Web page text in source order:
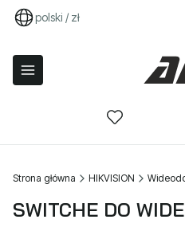
polski / zł
Strona główna HIKVISION
SWITCHE DO